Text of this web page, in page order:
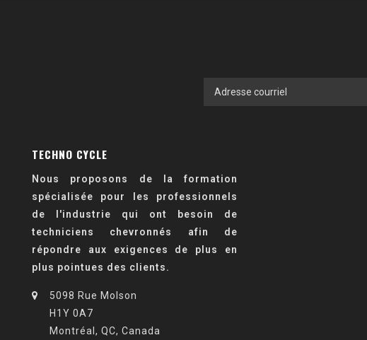
TECHNO CYCLE
Nous proposons de la formation
spécialisée pour les professionnels
de l'industrie qui ont besoin de
techniciens chevronnés afin de
répondre aux exigences de plus en
plus pointues des clients.
5098 Rue Molson
H1Y 0A7
Montréal, QC, Canada